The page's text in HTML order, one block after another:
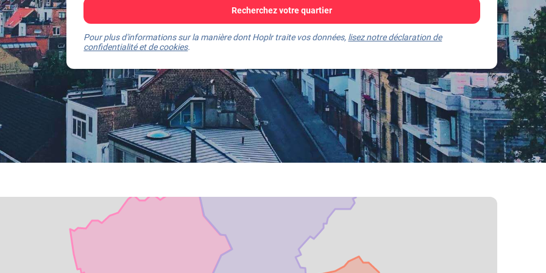
Recherchez votre quartier
Pour plus d'informations sur la manière dont Hoplr traite vos données, lisez notre déclaration de
confidentialité et de cookies.